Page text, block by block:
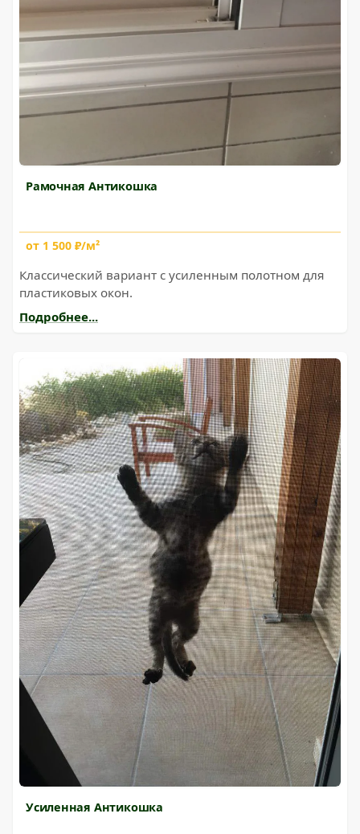
Рамочная Антикошка
от 1 500 ₽/м²
Классический вариант с усиленным полотном для
пластиковых окон.
Подробнее...
Усиленная Антикошка